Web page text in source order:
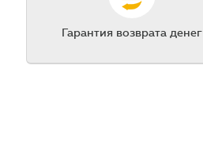
Гарантия возврата денег